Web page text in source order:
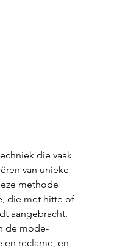
die vaak
van unieke
methode
die met hitte of
aangebracht.
de mode-
en reclame, en